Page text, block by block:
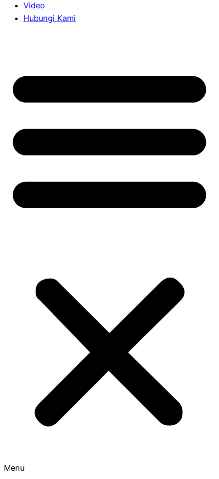
Video
Hubungi Kami
Menu